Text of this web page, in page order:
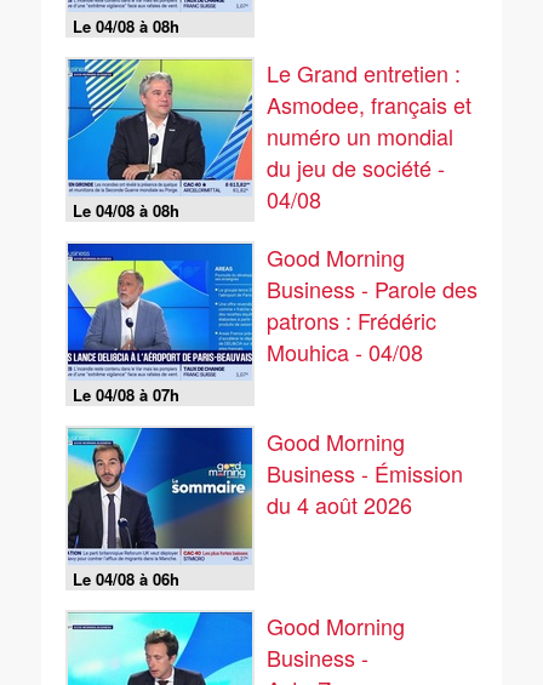
Le 04/08 à 08h
Le 04/08 à 08h
Le Grand entretien :
Asmodee, français et
numéro un mondial
du jeu de société -
04/08
Le 04/08 à 07h
Good Morning
Business - Parole des
patrons : Frédéric
Mouhica - 04/08
Le 04/08 à 06h
Good Morning
Business - Émission
du 4 août 2026
Good Morning
Business -